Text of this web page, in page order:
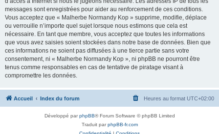
messages sont enregistrées pour aider au renforcement de ces conditions.
Vous acceptez que « Malherbe Normandy Kop » supprime, modifie, déplace
ou verrouille n’importe quel sujet lorsque nous estimons que cela est
nécessaire. En tant que membre, vous acceptez que toutes les informations
que vous avez saisies soient stockées dans notre base de données. Bien que
ces informations ne soient pas diffusées à une tierce partie sans votre
consentement, ni « Malherbe Normandy Kop », ni phpBB ne pourront être
tenus comme responsables en cas de tentative de piratage visant à
compromettre les données.
Accueil Index du forum Heures au format UTC+02:00
Développé parphpBB® Forum Software © phpBB Limited
Traduit parphpBB-fr.com